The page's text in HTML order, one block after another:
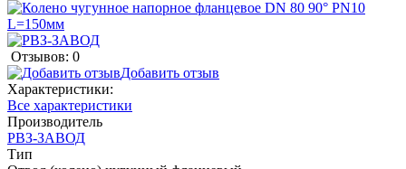
Отзывов: 0
Добавить отзыв
Характеристики:
Все характеристики
Производитель
РВЗ-ЗАВОД
Тип